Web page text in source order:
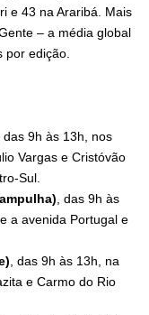
e 43 na Araribá. Mais
– a média global
por edição.
das 9h às 13h, nos
Vargas e Cristóvão
Sul.
, das 9h às
a avenida Portugal e
, das 9h às 13h, na
e Carmo do Rio